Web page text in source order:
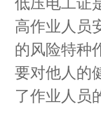
高作业人员
的风险特种
要对他人的
了作业人员